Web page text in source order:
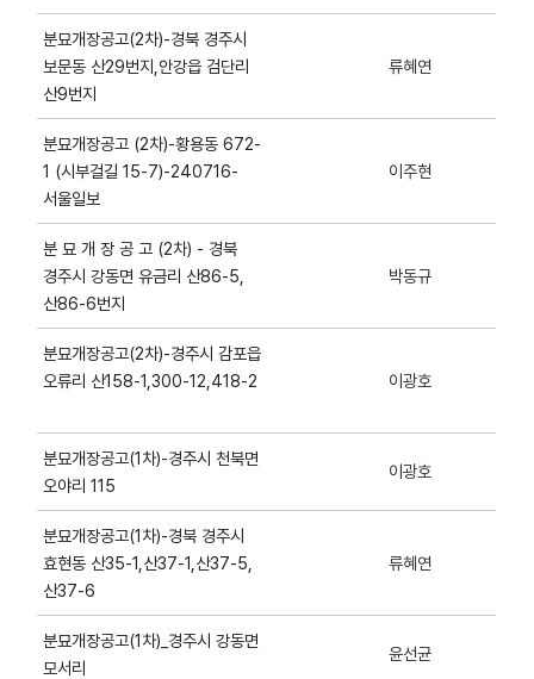
분묘개장공고(2차)-경북 경주시
보문동 산29번지,안강읍 검단리
산9번지
류혜연
분묘개장공고 (2차)-황용동 672-
1 (시부걸길 15-7)-240716-
서울일보
이주현
분 묘 개 장 공 고 (2차) - 경북
경주시 강동면 유금리 산86-5,
산86-6번지
박동규
분묘개장공고(2차)-경주시 감포읍
오류리 산158-1,300-12,418-2
이광호
분묘개장공고(1차)-경주시 천북면
오야리 115
이광호
분묘개장공고(1차)-경북 경주시
효현동 산35-1,산37-1,산37-5,
산37-6
류혜연
분묘개장공고(1차)_경주시 강동면
모서리
윤선균